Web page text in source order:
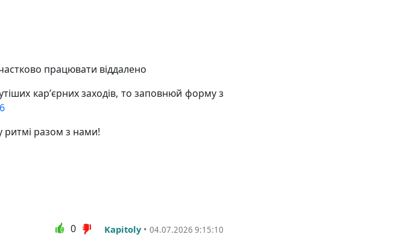
працювати віддалено
карʼєрних заходів, то заповнюй форму з
разом з нами!
Kapitoly• 04.07.2026 9:15:10
0